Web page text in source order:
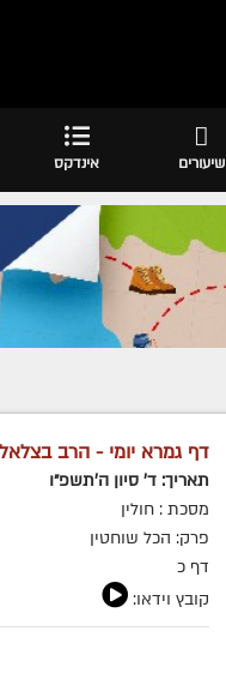
שיעורים אינדקס
דף גמרא יומי - הרב
תאריך: ד' סיון ה׳תשפ״ו
מסכת : חולין
פרק: הכל שוחטין
דף כ
קובץ וידאו: